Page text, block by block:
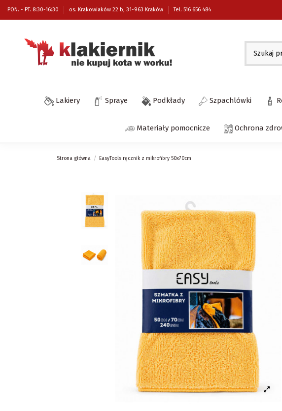
PON. - PT. 8:30-16:30 os. Krakowiaków 22 b, 31-963 Kraków Tel. 516 656 484
Lakiery Spraye Podkłady Szpachlówki
Materiały pomocnicze Ochrona
Strona główna EasyTools ręcznik z mikrofibry 50x70cm